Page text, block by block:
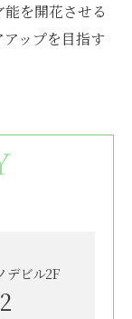
を開花させる
ップを目指す
デビル2F